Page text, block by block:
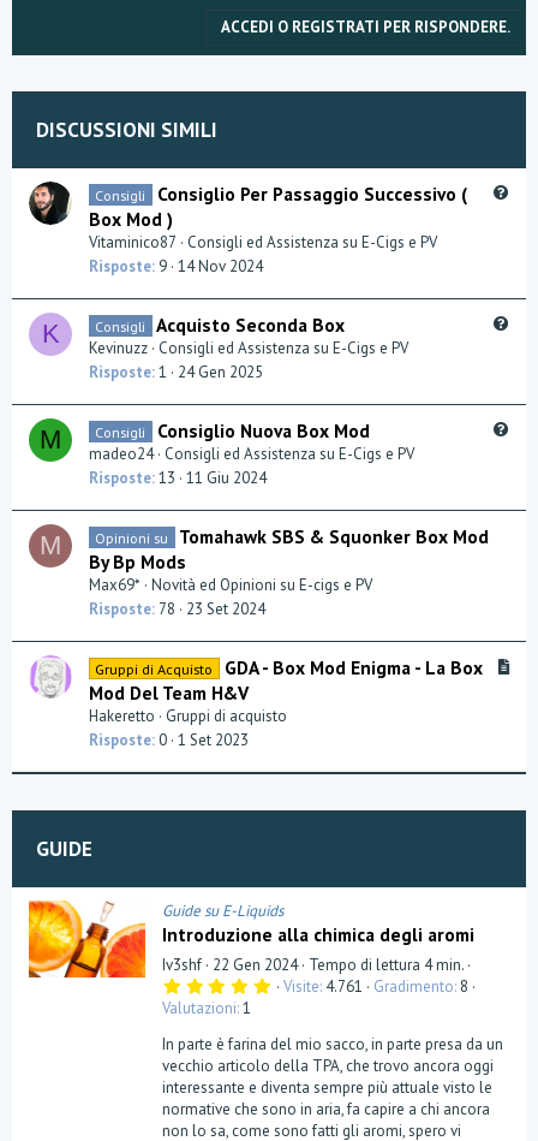
ACCEDI O REGISTRATI PER RISPONDERE.
DISCUSSIONI SIMILI
i
Consigli
Consiglio Per Passaggio Successivo (
Box Mod )
Vitaminico87
Consigli ed Assistenza su E-Cigs e PV
Risposte 9 14 Nov 2024
K Consigli Acquisto Seconda Box
Kevinuzz Consigli ed Assistenza su E-Cigs e PV
Risposte 1 24 Gen 2025
M Consigli Consiglio Nuova Box Mod
madeo24 Consigli ed Assistenza su E-Cigs e PV
Risposte 13 11 Giu 2024
M Opinioni su
Tomahawk SBS & Squonker Box Mod
By Bp Mods
Max69* Novità ed Opinioni su E-cigs e PV
Risposte 78 23 Set 2024
A
l
Gruppi di Acquisto
GDA - Box Mod Enigma - La Box
Mod Del Team H&V
Hakeretto
Gruppi di acquisto
Risposte 0 1 Set 2023
GUIDE
Guide su E-Liquids
Introduzione alla chimica degli aromi
Iv3shf 22 Gen 2024 Tempo di lettura 4 min.
5
s
t
e
l
l
a
Visite 4.761 Gradimento 8
Valutazioni 1
In parte è farina del mio sacco, in parte presa da un
vecchio articolo della TPA, che trovo ancora oggi
interessante e diventa sempre più attuale visto le
normative che sono in aria, fa capire a chi ancora
non lo sa, come sono fatti gli aromi, spero vi